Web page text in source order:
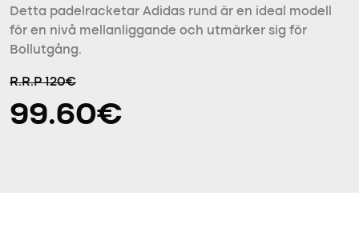
Detta padelracketar Adidas rund är en ideal modell
för en nivå mellanliggande och utmärker sig för
Bollutgång.
R.R.P 120€
99.60€